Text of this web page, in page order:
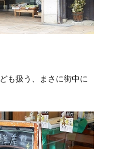
も扱う、まさに街中に